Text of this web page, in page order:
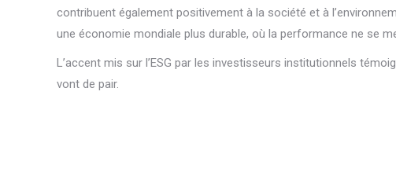
contribuent également positivement à la société et à
une économie mondiale plus durable, où la performance ne se
L’accent mis sur l’ESG par les investisseurs institutionnels
vont de pair.